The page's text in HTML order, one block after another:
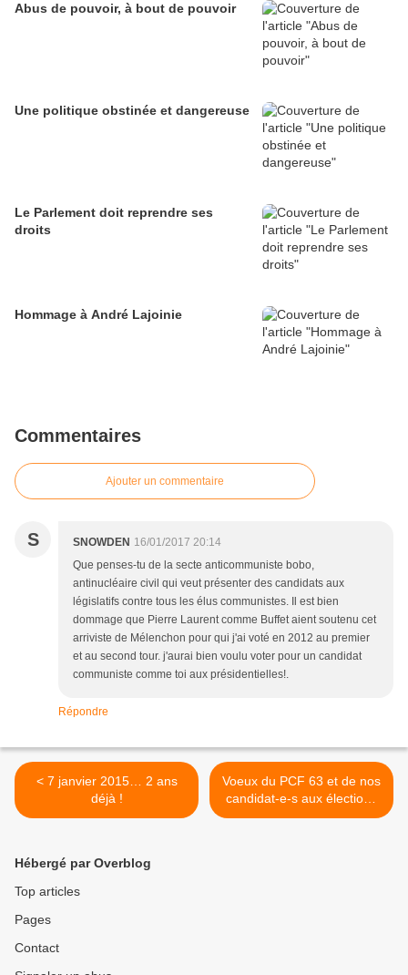
Abus de pouvoir, à bout de pouvoir
Une politique obstinée et dangereuse
Le Parlement doit reprendre ses
droits
Hommage à André Lajoinie
Commentaires
Ajouter un commentaire
S SNOWDEN 16/01/2017 20:14
Que penses-tu de la secte anticommuniste bobo,
antinucléaire civil qui veut présenter des candidats aux
législatifs contre tous les élus communistes. Il est bien
dommage que Pierre Laurent comme Buffet aient soutenu cet
arriviste de Mélenchon pour qui j'ai voté en 2012 au premier
et au second tour. j'aurai bien voulu voter pour un candidat
communiste comme toi aux présidentielles!.
Répondre
< 7 janvier 2015… 2 ans
déjà !
Voeux du PCF 63 et de nos
candidat-e-s aux élections
législatives des 11 et 18 juin
Hébergé par Overblog
Top articles
Pages
Contact